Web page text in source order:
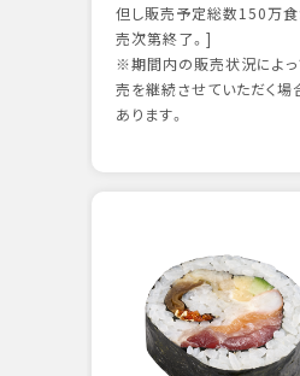
但し販売予定総数150万
売次第終了。]
※期間内の販売状況によっ
売を継続させていただく場
あります。